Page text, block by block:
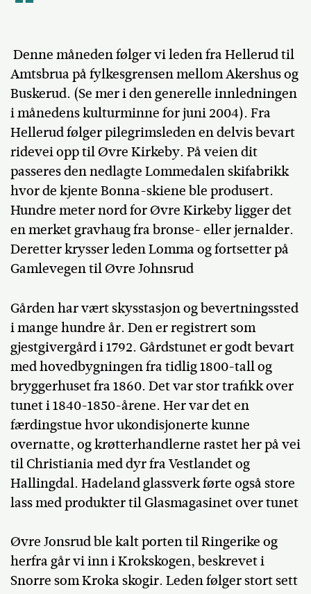
Denne måneden følger vi leden fra Hellerud til
Amtsbrua på fylkesgrensen mellom Akershus og
Buskerud. (Se mer i den generelle innledningen
i månedens kulturminne for juni 2004). Fra
Hellerud følger pilegrimsleden en delvis bevart
ridevei opp til Øvre Kirkeby. På veien dit
passeres den nedlagte Lommedalen skifabrikk
hvor de kjente Bonna-skiene ble produsert.
Hundre meter nord for Øvre Kirkeby ligger det
en merket gravhaug fra bronse- eller jernalder.
Deretter krysser leden Lomma og fortsetter på
Gamlevegen til Øvre Johnsrud
Gården har vært skysstasjon og bevertningssted
i mange hundre år. Den er registrert som
gjestgivergård i 1792. Gårdstunet er godt bevart
med hovedbygningen fra tidlig 1800-tall og
bryggerhuset fra 1860. Det var stor trafikk over
tunet i 1840-1850-årene. Her var det en
færdingstue hvor ukondisjonerte kunne
overnatte, og krøtterhandlerne rastet her på vei
til Christiania med dyr fra Vestlandet og
Hallingdal. Hadeland glassverk førte også store
lass med produkter til Glasmagasinet over tunet
Øvre Jonsrud ble kalt porten til Ringerike og
herfra går vi inn i Krokskogen, beskrevet i
Snorre som Kroka skogir. Leden følger stort sett